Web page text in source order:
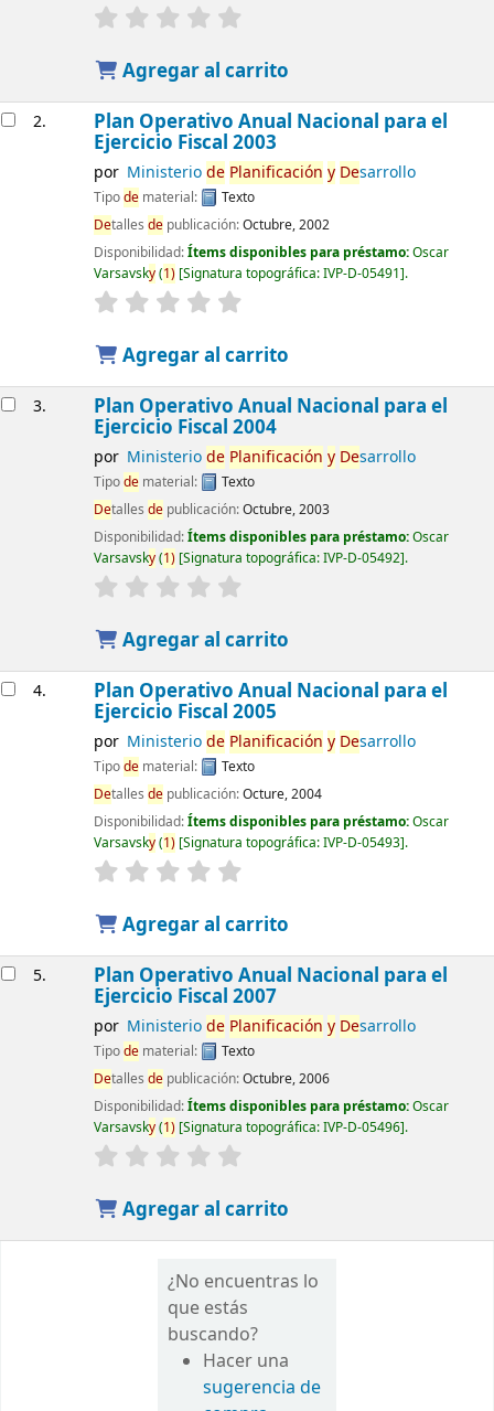
Agregar al carrito
2. Plan Operativo Anual Nacional para el
Ejercicio Fiscal 2003
por Ministeriode Planificación y Desarrollo
Tipodematerial:
Texto
Detalles depublicación:Octubre, 2002
Disponibilidad:Ítems disponibles para préstamo:Oscar
Varsavsky(1) Signatura topográfica:IVP-D-05491 .
Agregar al carrito
3. Plan Operativo Anual Nacional para el
Ejercicio Fiscal 2004
por Ministeriode Planificación y Desarrollo
Tipodematerial:
Texto
Detalles depublicación:Octubre, 2003
Disponibilidad:Ítems disponibles para préstamo:Oscar
Varsavsky(1) Signatura topográfica:IVP-D-05492 .
Agregar al carrito
4. Plan Operativo Anual Nacional para el
Ejercicio Fiscal 2005
por Ministeriode Planificación y Desarrollo
Tipodematerial:
Texto
Detalles depublicación:Octure, 2004
Disponibilidad:Ítems disponibles para préstamo:Oscar
Varsavsky(1) Signatura topográfica:IVP-D-05493 .
Agregar al carrito
5. Plan Operativo Anual Nacional para el
Ejercicio Fiscal 2007
por Ministeriode Planificación y Desarrollo
Tipodematerial:
Texto
Detalles depublicación:Octubre, 2006
Disponibilidad:Ítems disponibles para préstamo:Oscar
Varsavsky(1) Signatura topográfica:IVP-D-05496 .
Agregar al carrito
¿No encuentras lo
que estás
buscando?
Hacer una
sugerencia de